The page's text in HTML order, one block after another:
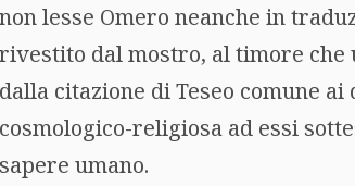
non lesse Omero neanche in
rivestito dal mostro, al timore che
dalla citazione di Teseo comune ai
cosmologico-religiosa ad essi
sapere umano.